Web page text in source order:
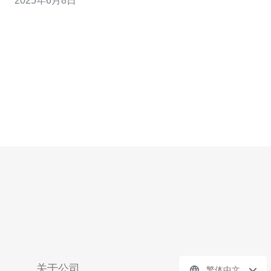
业网站和数据安全。 台湾高防服务器租用服务商提供的服
关于公司